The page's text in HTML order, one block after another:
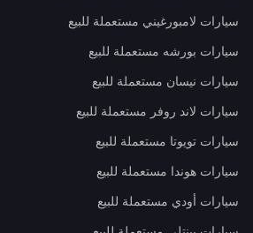
سيارات لامبورغيني مستعملة للبيع
سيارات بورشه مستعملة للبيع
سيارات نيسان مستعملة للبيع
سيارات لاند روفر مستعملة للبيع
سيارات تويوتا مستعملة للبيع
سيارات هوندا مستعملة للبيع
سيارات أودي مستعملة للبيع